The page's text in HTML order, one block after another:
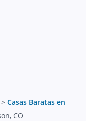
> Casas Baratas en
CO